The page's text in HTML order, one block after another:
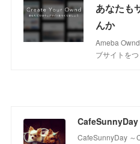
あなたも
んか
Ameba
ブサイトをつ
CafeSunnyDay
CafeSunnyDay ～